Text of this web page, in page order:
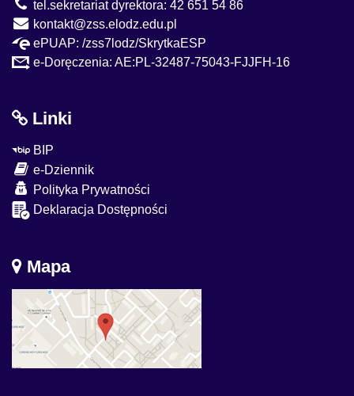
tel.sekretariat dyrektora: 42 651 54 86
kontakt@zss.elodz.edu.pl
ePUAP: /zss7lodz/SkrytkaESP
e-Doręczenia: AE:PL-32487-75043-FJJFH-16
Linki
BIP
e-Dziennik
Polityka Prywatności
Deklaracja Dostępności
Mapa